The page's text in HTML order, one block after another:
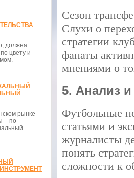
должна
цвету и
рынке
– по-
Сезон
Слухи о
стратегии
фанаты
мнениями о
5. Анализ
Футбольные
статьями и
журналисты
понять
сложности к